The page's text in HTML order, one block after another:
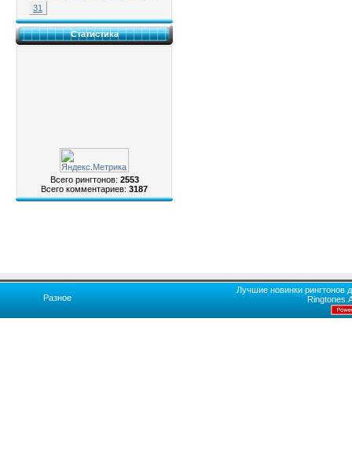
31
Статистика
Всего рингтонов: 2553
Всего комментариев: 3187
Разное
Лучшие новинки рингтонов